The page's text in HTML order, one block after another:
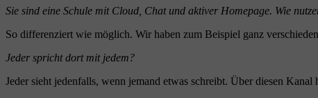
Sie sind eine Schule mit Cloud, Chat und aktiver Homepage. Wie
So differenziert wie möglich. Wir haben zum Beispiel ganz
Jeder spricht dort mit jedem?
Jeder sieht jedenfalls, wenn jemand etwas schreibt. Über diesen